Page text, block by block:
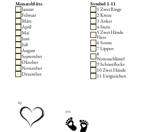
Monatsblüte
Januar
Februar
März
April
Mai
Juni
Juli
August
September
Oktober
November
Dezember
Symbol 1-11
1 Zwei Ringe
2 Kreuz
3 Anker
4 Stern
5 Zwei Hände
Herz
6 Sonne
7 Lippen
8
Notenschlüssel
9 Schneeflocke
10 Zwei Hände
11 Ewigzeichen